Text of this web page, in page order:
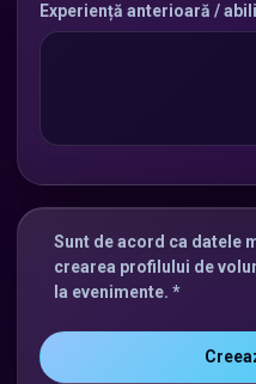
Experiență anterioară /
Sunt de acord ca datele
crearea profilului de
la evenimente. *